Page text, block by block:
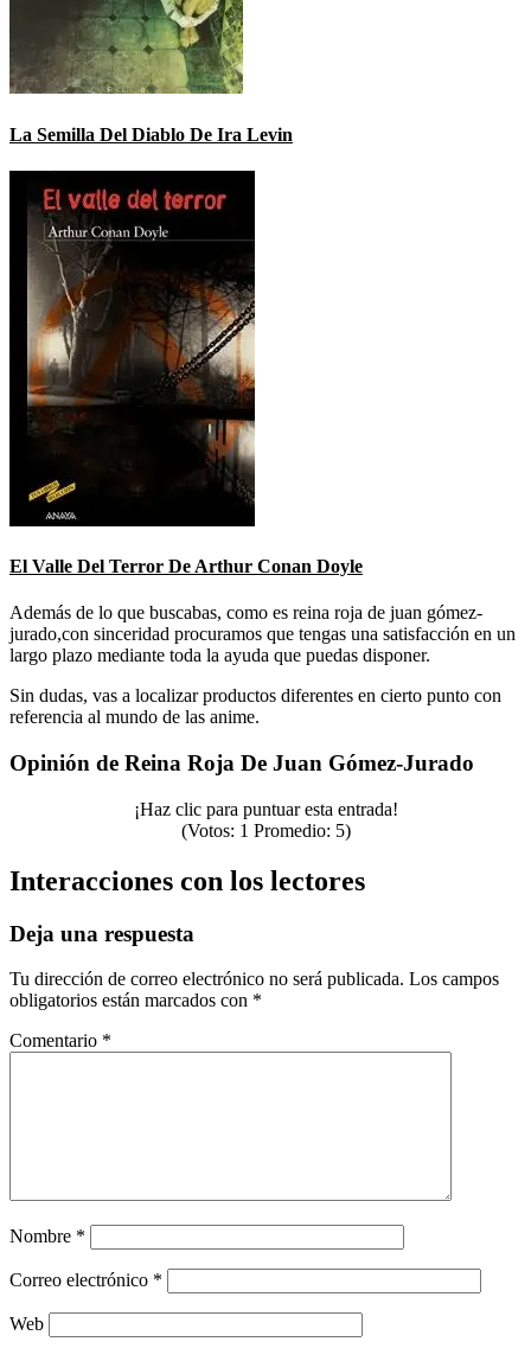
La Semilla Del Diablo De Ira Levin
El Valle Del Terror De Arthur Conan Doyle
Además de lo que buscabas, como es reina roja de juan gómez-
jurado,con sinceridad procuramos que tengas una satisfacción en un
largo plazo mediante toda la ayuda que puedas disponer.
Sin dudas, vas a localizar productos diferentes en cierto punto con
referencia al mundo de las anime.
Opinión de Reina Roja De Juan Gómez-Jurado
¡Haz clic para puntuar esta entrada!
(Votos: 1 Promedio: 5)
Interacciones con los lectores
Deja una respuesta
Tu dirección de correo electrónico no será publicada. Los campos
obligatorios están marcados con *
Comentario *
Nombre *
Correo electrónico *
Web